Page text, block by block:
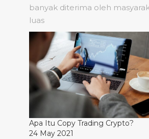
banyak diterima oleh
luas
Apa Itu Copy Trading Crypto?
24 May 2021